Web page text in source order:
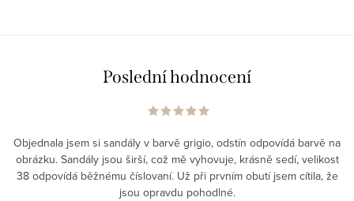
Poslední hodnocení
Objednala jsem si sandály v barvě grigio, odstín odpovídá barvě na
obrázku. Sandály jsou širší, což mě vyhovuje, krásně sedí, velikost
38 odpovídá běžnému číslovaní. Už při prvním obutí jsem cítila, že
jsou opravdu pohodlné.